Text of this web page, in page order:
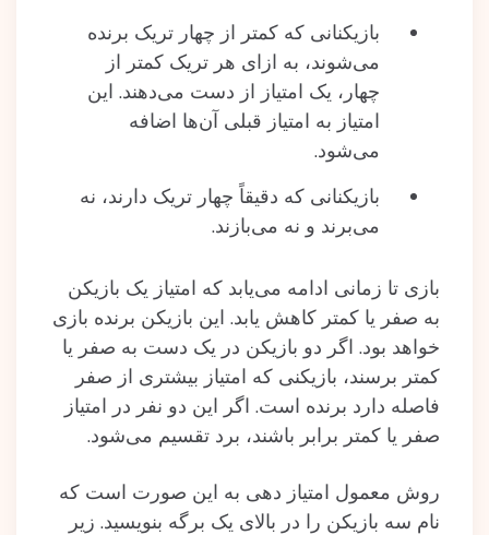
بازیکنانی که کمتر از چهار تریک برنده
می‌شوند، به ازای هر تریک کمتر از
چهار، یک امتیاز از دست می‌دهند. این
امتیاز به امتیاز قبلی آن‌ها اضافه
می‌شود.
بازیکنانی که دقیقاً چهار تریک دارند، نه
می‌برند و نه می‌بازند.
بازی تا زمانی ادامه می‌یابد که امتیاز یک بازیکن
به صفر یا کمتر کاهش یابد. این بازیکن برنده بازی
خواهد بود. اگر دو بازیکن در یک دست به صفر یا
کمتر برسند، بازیکنی که امتیاز بیشتری از صفر
فاصله دارد برنده است. اگر این دو نفر در امتیاز
صفر یا کمتر برابر باشند، برد تقسیم می‌شود.
روش معمول امتیاز دهی به این صورت است که
نام سه بازیکن را در بالای یک برگه بنویسید. زیر